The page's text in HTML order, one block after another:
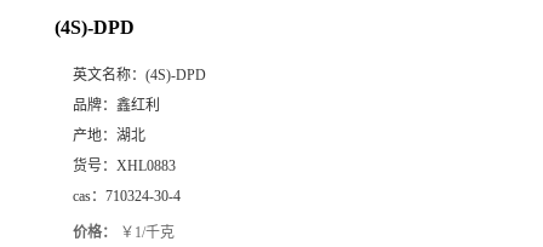
(4S)-DPD
英文名称： (4S)-DPD
品牌： 鑫红利
产地： 湖北
货号： XHL0883
cas： 710324-30-4
价格： ￥1/千克